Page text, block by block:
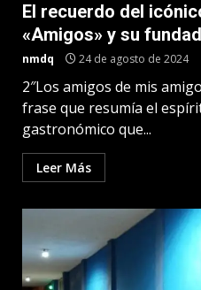
El recuerdo del
«Amigos» y su
nmdq 24 de agosto de 2024
2″Los amigos de mis
frase que resumía el
gastronómico que...
Leer Más